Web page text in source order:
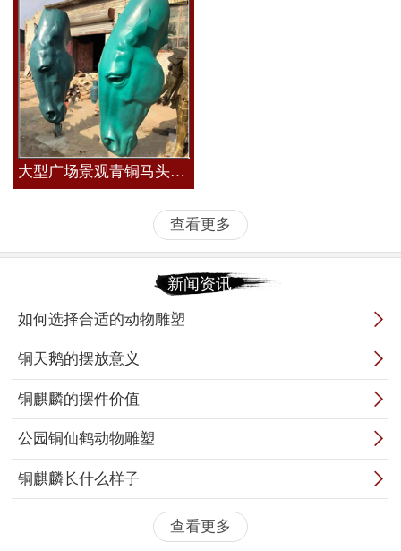
大型广场景观青铜马头雕塑
查看更多
新闻资讯

如何选择合适的动物雕塑

铜天鹅的摆放意义

铜麒麟的摆件价值

公园铜仙鹤动物雕塑

铜麒麟长什么样子
查看更多